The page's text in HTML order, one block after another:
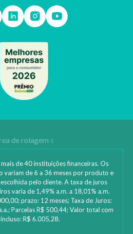
de 40 instituições financeiras. Os
variam de 6 a 36 meses por produto e
pelo cliente. A taxa de juros
varia de 1,49% a.m. a 18,01% a.m.
prazo: 12 meses; Taxa de Juros:
Parcelas R$ 500,44; Valor total com
R$ 6.005,28.